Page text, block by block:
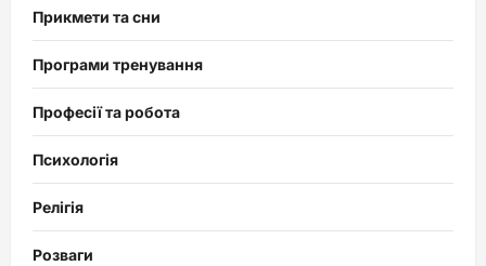
Прикмети та сни
Програми тренування
Професії та робота
Психологія
Релігія
Розваги